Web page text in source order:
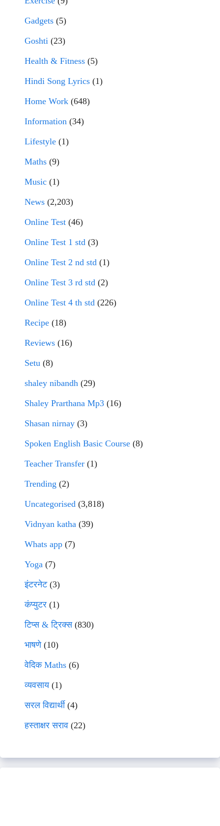
Gadgets (5)
Goshti (23)
Health & Fitness (5)
Hindi Song Lyrics (1)
Home Work (648)
Information (34)
Lifestyle (1)
Maths (9)
Music (1)
News (2,203)
Online Test (46)
Online Test 1 std (3)
Online Test 2 nd std (1)
Online Test 3 rd std (2)
Online Test 4 th std (226)
Recipe (18)
Reviews (16)
Setu (8)
shaley nibandh (29)
Shaley Prarthana Mp3 (16)
Shasan nirnay (3)
Spoken English Basic Course (8)
Teacher Transfer (1)
Trending (2)
Uncategorised (3,818)
Vidnyan katha (39)
Whats app (7)
Yoga (7)
इंटरनेट(3)
कंप्युटर (1)
टिप्स & ट्रिक्स(830)
भाषणे(10)
वेदिक Maths (6)
व्यवसाय(1)
सरल विद्यार्थी(4)
हस्ताक्षर सराव (22)